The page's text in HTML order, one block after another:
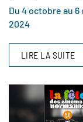
Du 4 octobre au
2024
LIRE LA SUITE